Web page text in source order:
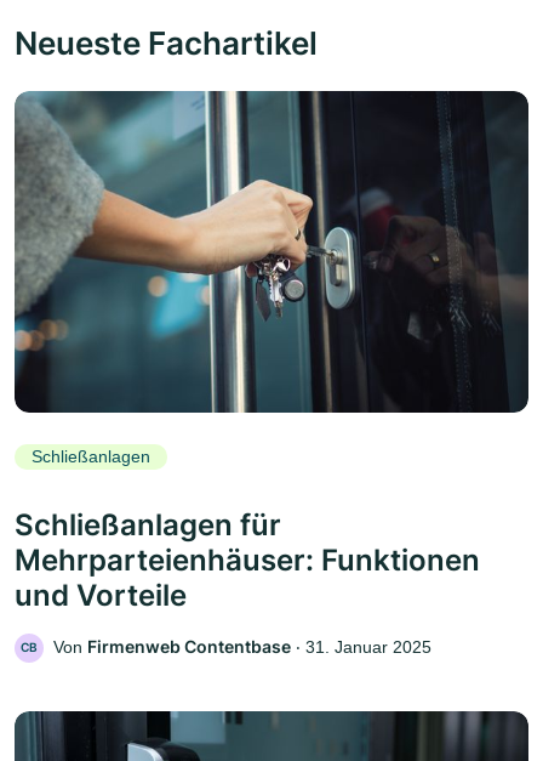
Neueste Fachartikel
Schließanlagen
Schließanlagen für
Mehrparteienhäuser: Funktionen
und Vorteile
CB Von Firmenweb Contentbase ‧ 31. Januar 2025